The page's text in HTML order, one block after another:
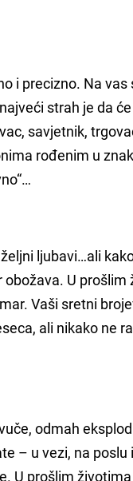
i precizno. Na vas
strah je da
savjetnik,
rođenim u
ljubavi…ali
U prošlim
Vaši sretni
ali nikako ne
odmah
– u vezi, na poslu
U prošlim